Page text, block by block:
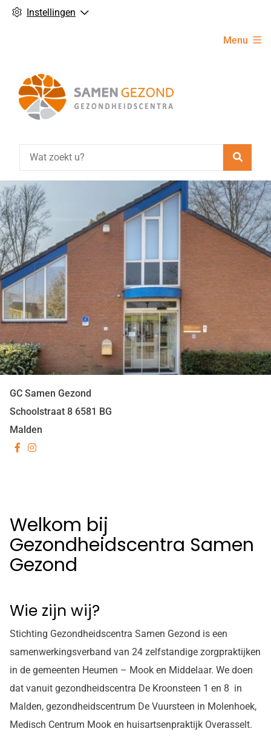
Instellingen
Menu
GC Samen Gezond
Schoolstraat 8 6581 BG
Malden
BezoekBezoek
Welkom bij
Gezondheidscentra Samen
Gezond
Wie zijn wij?
Stichting Gezondheidscentra Samen Gezond is een
samenwerkingsverband van 24 zelfstandige zorgpraktijken
in de gemeenten Heumen – Mook en Middelaar. We doen
dat vanuit gezondheidscentra De Kroonsteen 1 en 8 in
Malden, gezondheidscentrum De Vuursteen in Molenhoek,
Medisch Centrum Mook en huisartsenpraktijk Overasselt.